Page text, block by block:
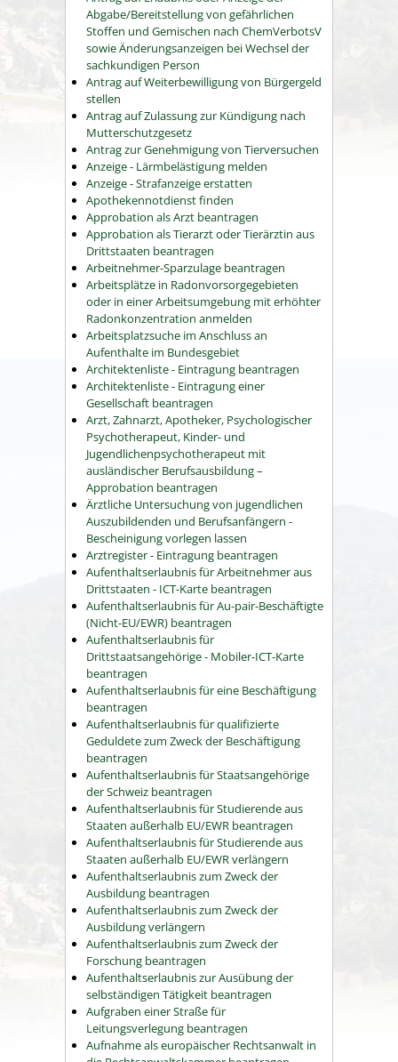
Abgabe/Bereitstellung von gefährlichen
Stoffen und Gemischen nach ChemVerbotsV
sowie Änderungsanzeigen bei Wechsel der
sachkundigen Person
Antrag auf Weiterbewilligung von Bürgergeld
stellen
Antrag auf Zulassung zur Kündigung nach
Mutterschutzgesetz
Antrag zur Genehmigung von Tierversuchen
Anzeige - Lärmbelästigung melden
Anzeige - Strafanzeige erstatten
Apothekennotdienst finden
Approbation als Arzt beantragen
Approbation als Tierarzt oder Tierärztin aus
Drittstaaten beantragen
Arbeitnehmer-Sparzulage beantragen
Arbeitsplätze in Radonvorsorgegebieten
oder in einer Arbeitsumgebung mit erhöhter
Radonkonzentration anmelden
Arbeitsplatzsuche im Anschluss an
Aufenthalte im Bundesgebiet
Architektenliste - Eintragung beantragen
Architektenliste - Eintragung einer
Gesellschaft beantragen
Arzt, Zahnarzt, Apotheker, Psychologischer
Psychotherapeut, Kinder- und
Jugendlichenpsychotherapeut mit
ausländischer Berufsausbildung –
Approbation beantragen
Ärztliche Untersuchung von jugendlichen
Auszubildenden und Berufsanfängern -
Bescheinigung vorlegen lassen
Arztregister - Eintragung beantragen
Aufenthaltserlaubnis für Arbeitnehmer aus
Drittstaaten - ICT-Karte beantragen
Aufenthaltserlaubnis für Au-pair-Beschäftigte
(Nicht-EU/EWR) beantragen
Aufenthaltserlaubnis für
Drittstaatsangehörige - Mobiler-ICT-Karte
beantragen
Aufenthaltserlaubnis für eine Beschäftigung
beantragen
Aufenthaltserlaubnis für qualifizierte
Geduldete zum Zweck der Beschäftigung
beantragen
Aufenthaltserlaubnis für Staatsangehörige
der Schweiz beantragen
Aufenthaltserlaubnis für Studierende aus
Staaten außerhalb EU/EWR beantragen
Aufenthaltserlaubnis für Studierende aus
Staaten außerhalb EU/EWR verlängern
Aufenthaltserlaubnis zum Zweck der
Ausbildung beantragen
Aufenthaltserlaubnis zum Zweck der
Ausbildung verlängern
Aufenthaltserlaubnis zum Zweck der
Forschung beantragen
Aufenthaltserlaubnis zur Ausübung der
selbständigen Tätigkeit beantragen
Aufgraben einer Straße für
Leitungsverlegung beantragen
Aufnahme als europäischer Rechtsanwalt in